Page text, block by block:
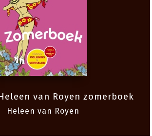
van Royen zomerboek
Heleen van Royen